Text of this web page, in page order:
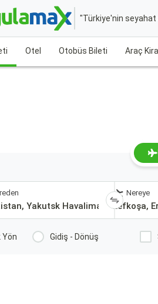
"Türkiye'nin
Otel Otobüs Bileti Araç
Nereye
Yön Gidiş - Dönüş